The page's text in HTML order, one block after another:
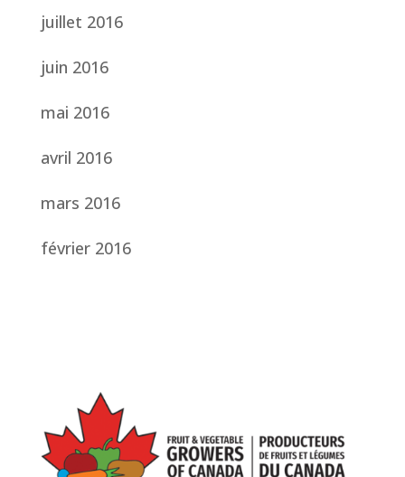
juillet 2016
juin 2016
mai 2016
avril 2016
mars 2016
février 2016